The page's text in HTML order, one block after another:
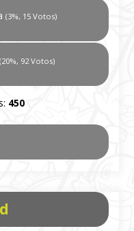
(3%, 15 Votos)
(20%, 92 Votos)
450